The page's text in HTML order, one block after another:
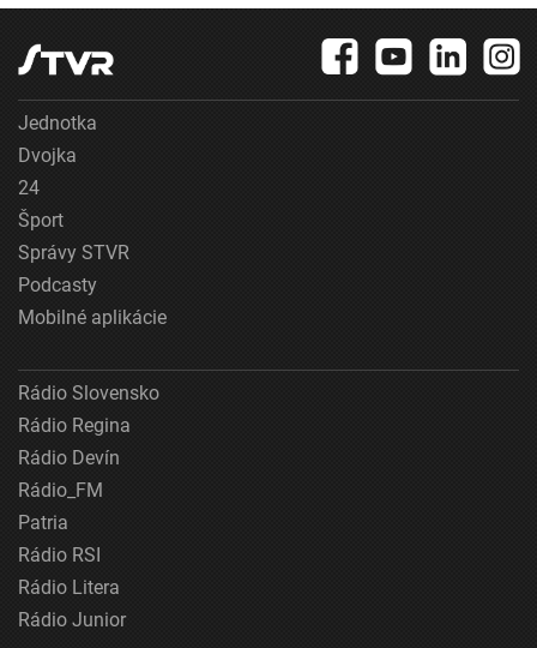
Jednotka
Dvojka
24
Šport
Správy STVR
Podcasty
Mobilné aplikácie
Rádio Slovensko
Rádio Regina
Rádio Devín
Rádio_FM
Patria
Rádio RSI
Rádio Litera
Rádio Junior